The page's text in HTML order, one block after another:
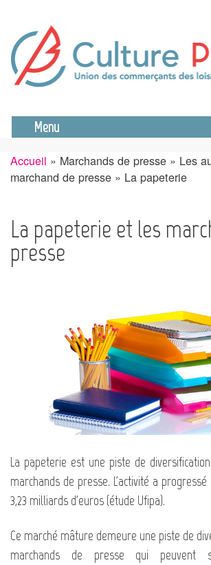
contenu
principal
Menu
Fil
Accueil Marchands de presse
Les
marchand de presse
La papeterie
La papeterie et les
presse
La papeterie est une piste de
marchands de presse. L'activité a progressé
3,23 milliards d'euros (étude Ufipa).
Ce marché mâture demeure une piste de
marchands de presse qui peuvent